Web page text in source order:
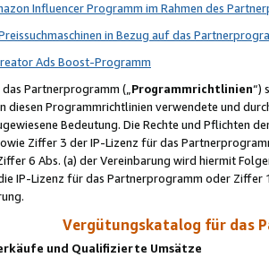
Influencer Programm im Rahmen des
in Bezug auf das
Ads Boost-Programm
Partnerprogramm („Programmrichtlinien“)
diesen Programmrichtlinien verwendete und
Bedeutung. Die Rechte und Pflichten
Ziffer 3 der IP-Lizenz für das
6 Abs. (a) der Vereinbarung wird hiermit
IP-Lizenz für das Partnerprogramm oder
Vergütungskatalog für das
und Qualifizierte Umsätze